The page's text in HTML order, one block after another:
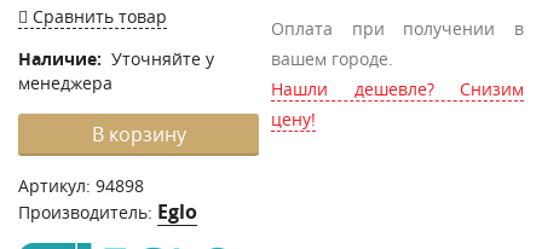
Сравнить товар
Наличие: Уточняйте у
менеджера
В корзину
Артикул: 94898
Производитель: Eglo
Оплата при получении в
вашем городе.
Нашли дешевле? Снизим
цену!